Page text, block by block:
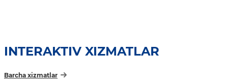
INTERAKTIV XIZMATLAR
Barcha xizmatlar